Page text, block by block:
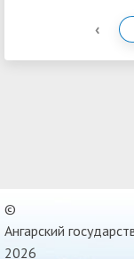
‹
©
Ангарский
2026